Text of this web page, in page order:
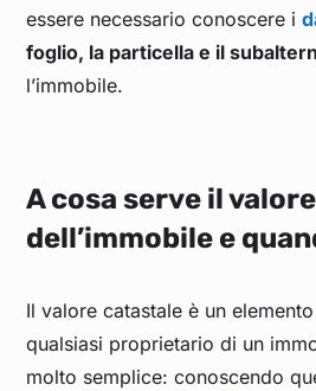
essere necessario conoscere i
foglio, la particella e il
l’immobile.
A cosa serve il
dell’immobile e
Il valore catastale è un
qualsiasi proprietario di un
molto semplice: conoscendo